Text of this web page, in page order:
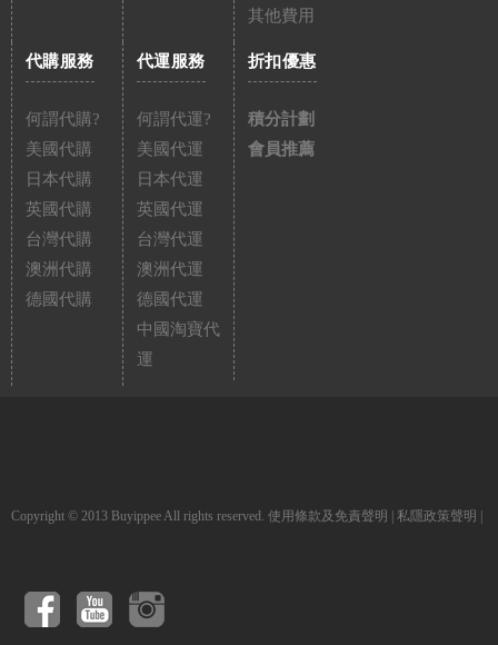
其他費用
代購服務
何謂代購?
美國代購
日本代購
英國代購
台灣代購
澳洲代購
德國代購
代運服務
何謂代運?
美國代運
日本代運
英國代運
台灣代運
澳洲代運
德國代運
中國淘寶代
運
折扣優惠
積分計劃
會員推薦
Copyright © 2013 Buyippee All rights reserved. 使用條款及免責聲明 私隱政策聲明